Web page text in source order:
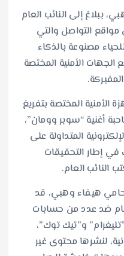
ببلاغ إلى النائب العام
التواصل والتي
مصنوعة بالذكاء
الأمنية المختصة
المختصة بتفريغ
أغنية “سوبر وومان”،
المتداولة على
في إطار التحقيقات
النائب العام.
هيفاء وهبي، قد
ضد عدد من حسابات
و”تيك توك”،
لنشرها محتوى غير